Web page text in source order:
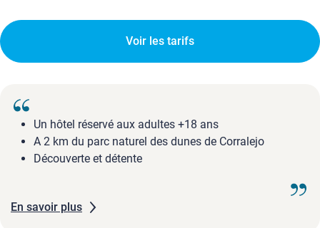
Voir les tarifs
Un hôtel réservé aux adultes +18 ans
A 2 km du parc naturel des dunes de Corralejo
Découverte et détente
En savoir plus